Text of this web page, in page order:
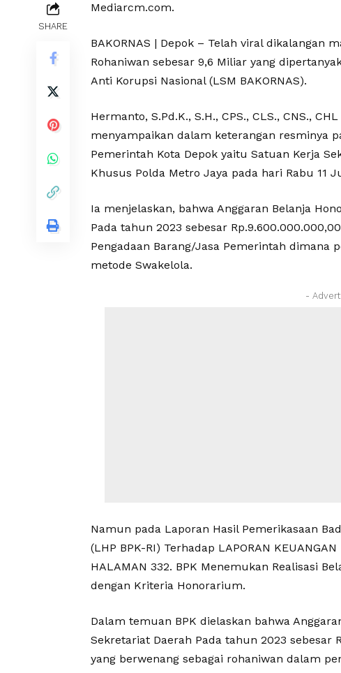
SHARE
Mediarcm.com.
BAKORNAS | Depok – Telah viral dikalangan
Rohaniwan sebesar 9,6 Miliar yang
Anti Korupsi Nasional (LSM BAKORNAS).
Hermanto, S.Pd.K., S.H., CPS., CLS., CNS.,
menyampaikan dalam keterangan resminya
Pemerintah Kota Depok yaitu Satuan Kerja
Khusus Polda Metro Jaya pada hari Rabu 11
Ia menjelaskan, bahwa Anggaran Belanja
Pada tahun 2023 sebesar
Pengadaan Barang/Jasa Pemerintah dimana
metode Swakelola.
-
Namun pada Laporan Hasil Pemerikasaan
(LHP BPK-RI) Terhadap LAPORAN
HALAMAN 332. BPK Menemukan Realisasi
dengan Kriteria Honorarium.
Dalam temuan BPK dielaskan bahwa
Sekretariat Daerah Pada tahun 2023 sebesar
yang berwenang sebagai rohaniwan dalam